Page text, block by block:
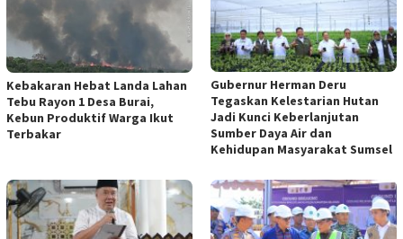
‎Kebakaran Hebat Landa Lahan
Tebu Rayon 1 Desa Burai,
Kebun Produktif Warga Ikut
Terbakar
Gubernur Herman Deru
Tegaskan Kelestarian Hutan
Jadi Kunci Keberlanjutan
Sumber Daya Air dan
Kehidupan Masyarakat Sumsel